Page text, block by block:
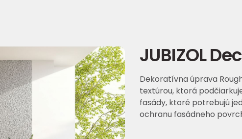
JUBIZOL
Dekoratívna úprava
textúrou, ktorá
fasády, ktoré potrebujú
ochranu fasádneho